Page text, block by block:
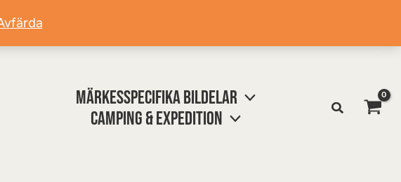
MÄRKESSPECIFIKA BILDELAR
CAMPING & EXPEDITION